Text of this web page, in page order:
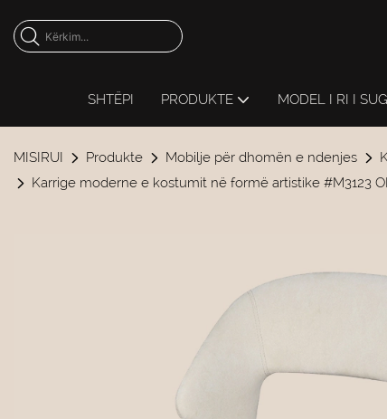
SHTËPI PRODUKTE MODEL I RI I
MISIRUI Produkte Mobilje për dhomën e ndenjes
Karrige moderne e kostumit në formë artistike #M3123